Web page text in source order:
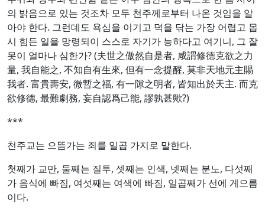
의 밝음으로 있는 것조차 모두 천주께로부터 나온 것임을 알
아야 한다. 그런데도 욕심을 이기고 덕을 닦는 가장 어렵고 몹
시 힘든 일을 망령되이 스스로 자기가 능하다고 여기니, 그 잘
못이 얼마나 심한가? (夫世之傲然自是者, 咸謂修德克欲之力
量, 我自能之, 不知自有生來, 但有一念提醒, 莫非天地元主賜
我者. 富貴壽安, 微暫之福, 有一隙之明者, 皆知出於天主. 而克
欲修德, 最難劇務, 妄自認爲己能, 謬孰甚歟?)
***
천주교는 으뜸가는 죄를 일곱 가지로 말한다.
첫째가 교만, 둘째는 질투, 셋째는 인색, 넷째는 분노, 다섯째
가 음식에 빠짐, 여섯째는 여색에 빠짐, 일곱째가 선에 게으름
이다.